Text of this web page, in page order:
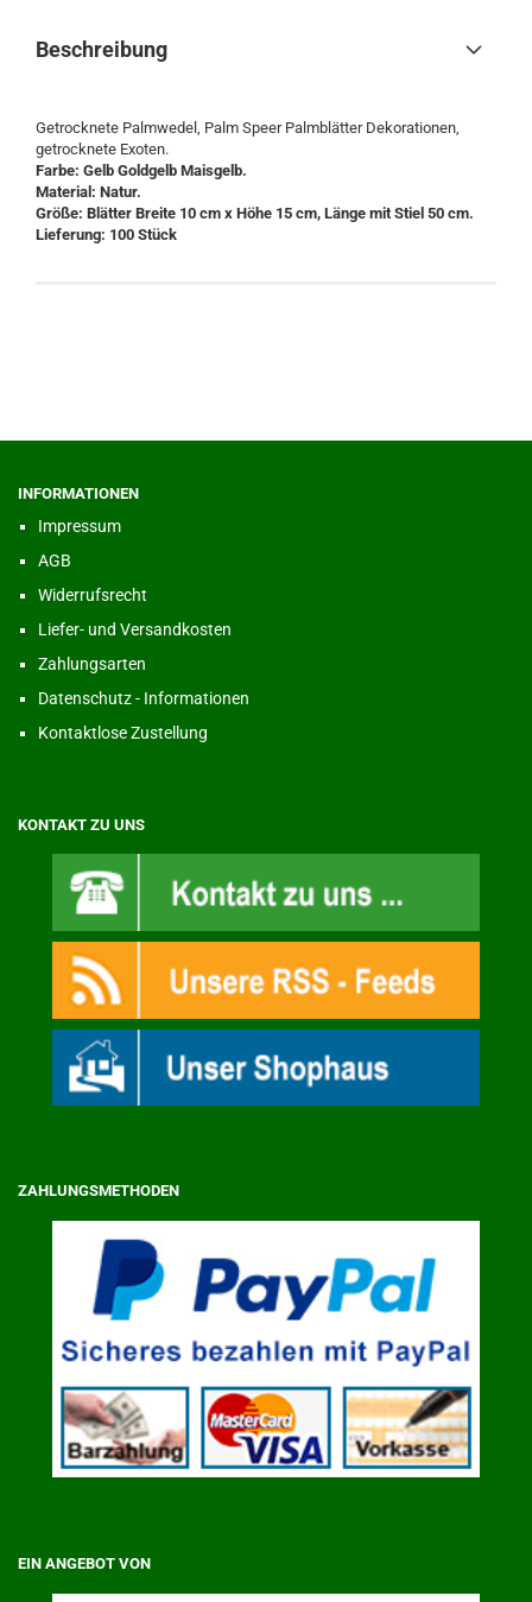
Beschreibung
Getrocknete Palmwedel, Palm Speer Palmblätter Dekorationen,
getrocknete Exoten.
Farbe: Gelb Goldgelb Maisgelb.
Material: Natur.
Größe: Blätter Breite 10 cm x Höhe 15 cm, Länge mit Stiel 50 cm.
Lieferung: 100 Stück
INFORMATIONEN
Impressum
AGB
Widerrufsrecht
Liefer- und Versandkosten
Zahlungsarten
Datenschutz - Informationen
Kontaktlose Zustellung
KONTAKT ZU UNS
ZAHLUNGSMETHODEN
EIN ANGEBOT VON